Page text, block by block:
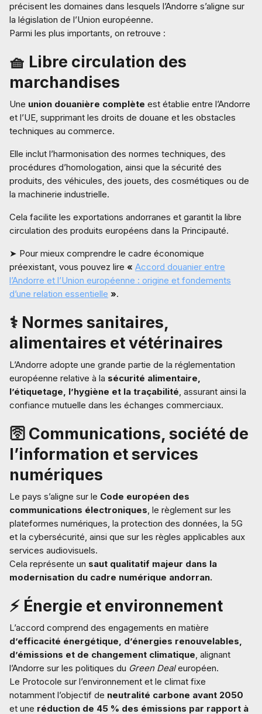
précisent les domaines dans lesquels l’Andorre s’aligne sur
la législation de l’Union européenne.
Parmi les plus importants, on retrouve :
🧺 Libre circulation des
marchandises
Une union douanière complète est établie entre l’Andorre
et l’UE, supprimant les droits de douane et les obstacles
techniques au commerce.
Elle inclut l’harmonisation des normes techniques, des
procédures d’homologation, ainsi que la sécurité des
produits, des véhicules, des jouets, des cosmétiques ou de
la machinerie industrielle.
Cela facilite les exportations andorranes et garantit la libre
circulation des produits européens dans la Principauté.
➤ Pour mieux comprendre le cadre économique
préexistant, vous pouvez lire « Accord douanier entre
l’Andorre et l’Union européenne : origine et fondements
d’une relation essentielle ».
⚕️ Normes sanitaires,
alimentaires et vétérinaires
L’Andorre adopte une grande partie de la réglementation
européenne relative à la sécurité alimentaire,
l’étiquetage, l’hygiène et la traçabilité, assurant ainsi la
confiance mutuelle dans les échanges commerciaux.
🛜 Communications, société de
l’information et services
numériques
Le pays s’aligne sur le Code européen des
communications électroniques, le règlement sur les
plateformes numériques, la protection des données, la 5G
et la cybersécurité, ainsi que sur les règles applicables aux
services audiovisuels.
Cela représente un saut qualitatif majeur dans la
modernisation du cadre numérique andorran.
⚡ Énergie et environnement
L’accord comprend des engagements en matière
d’efficacité énergétique, d’énergies renouvelables,
d’émissions et de changement climatique, alignant
l’Andorre sur les politiques du Green Dealeuropéen.
Le Protocole sur l’environnement et le climat fixe
notamment l’objectif de neutralité carbone avant 2050
et une réduction de 45 % des émissions par rapport à